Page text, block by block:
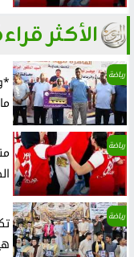
الأكثر
رياضة
رياضة
رياضة